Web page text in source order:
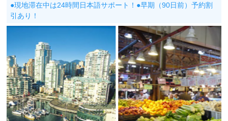
●現地滞在中は24時間日本語サポート！●早期（90日前）予約割
引あり！